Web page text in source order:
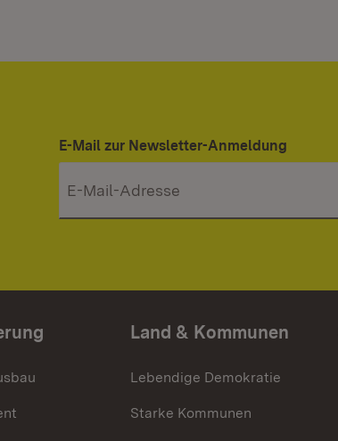
E-Mail zur Newsletter-Anmeldung
Land & Kommunen
Lebendige Demokratie
Starke Kommunen